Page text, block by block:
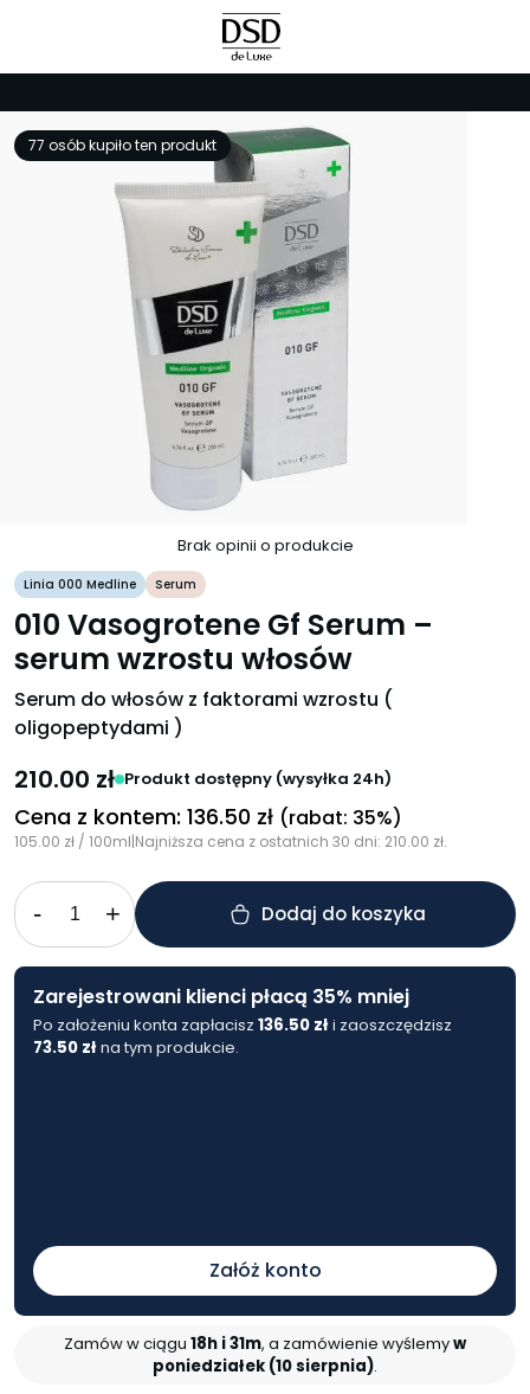
77 osób kupiło ten produkt
Brak opinii o produkcie
Linia 000 Medline Serum
010 Vasogrotene Gf Serum –
serum wzrostu włosów
Serum do włosów z faktorami wzrostu (
oligopeptydami )
210.00 zł Produkt dostępny (wysyłka 24h)
Cena z kontem: 136.50 zł (rabat: 35%)
105.00 zł / 100ml|Najniższa cena z ostatnich 30 dni: 210.00 zł.
- + Dodaj do koszyka
Zarejestrowani klienci płacą 35% mniej
Po założeniu konta zapłacisz136.50 złi zaoszczędzisz
73.50 złna tym produkcie.
Załóż konto
Zamów w ciągu 18h i 31m, a zamówienie wyślemyw
poniedziałek (10 sierpnia).